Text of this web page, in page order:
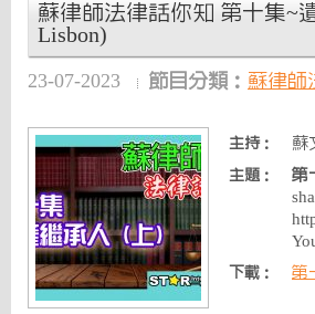
蘇律師法律話你知 第十集~
Lisbon)
23-07-2023 節目分類： 蘇律師
主持： 蘇
主題： 第
下載： 第